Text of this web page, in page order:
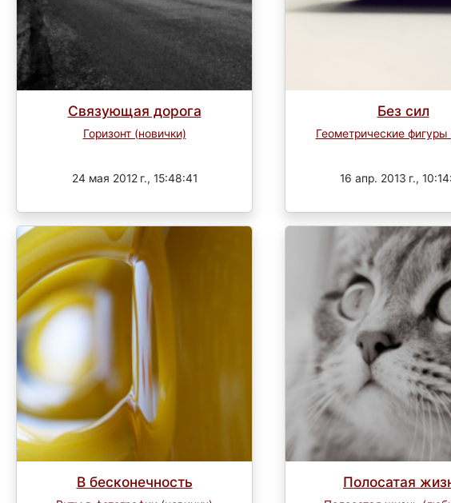
Связующая дорога
Горизонт (новички)
24 мая 2012 г., 15:48:41
Без сил
Геометрические фигуры
16 апр. 2013 г.,
В бесконечность Полосатая